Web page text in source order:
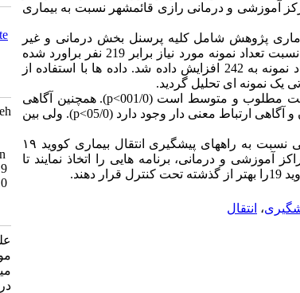
آموزشی و درمانی رازی قائمشهر نسبت به بیماری
سال 1399 انجام گردید. جامعه آماری پژوهش شامل کلیه پرسنل بخش درمانی و غیر
درمانی مرکز آموزشی درمانی رازی قائمشهر با استفاده از فرمول براورد یک نسبت تعداد نمونه مورد نیاز برابر 219 نفر براورد شده
است که با در نظر گرفتن احتمال 10 درصد نقص در تکمیل پرسشنامه ها تعداد نمونه به 242 افزایش داده شد. داده ها با استفاده از
یک نمونه ای تحلیل گردید.
p). همچنین آگاهی
ارتباط معنی دار وجود دارد (05/0>
p). ولی بین
بر اساس نتایج بدست آمده دیده شد که آگاهی پرسنل غیر درمانی نسبت به راههای پیشگیری انتقال بیماری کووید ۱۹
و درمانی، برنامه هایی را اتخاذ نمایند تا
، انتقال